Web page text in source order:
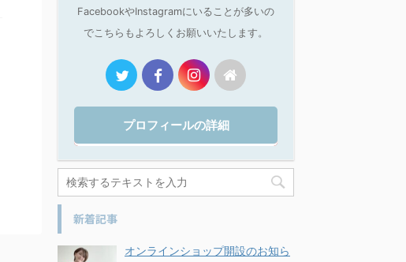
FacebookやInstagramにいることが多いの
でこちらもよろしくお願いいたします。
プロフィールの詳細
新着記事
オンラインショップ開設のお知ら